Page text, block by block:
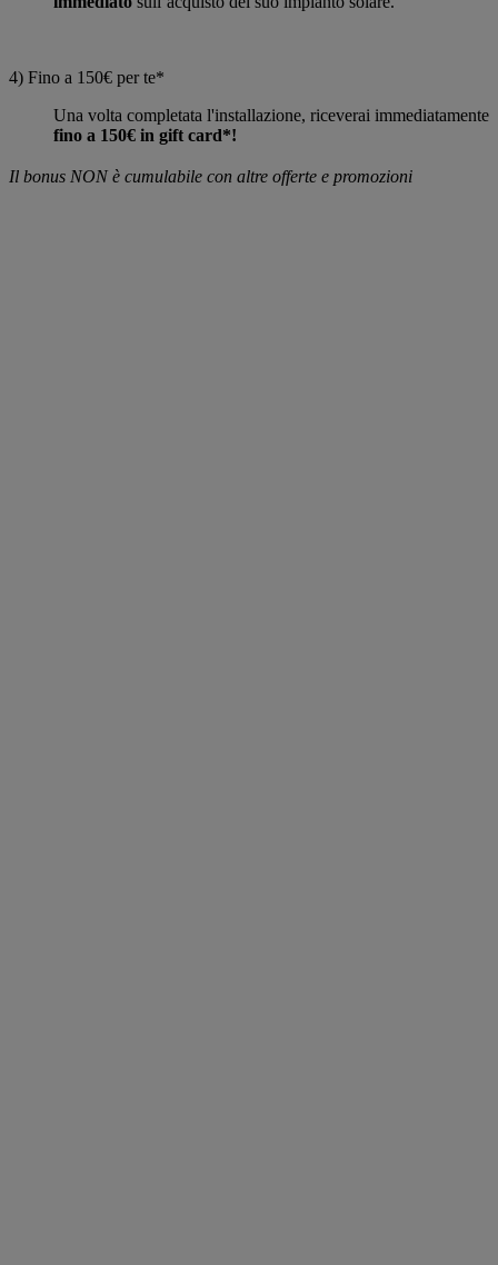
4) Fino a 150€ per te*
Una volta completata l'installazione, riceverai immediatamente
fino a 150€ in gift card*!
Il bonus NON è cumulabile con altre offerte e promozioni